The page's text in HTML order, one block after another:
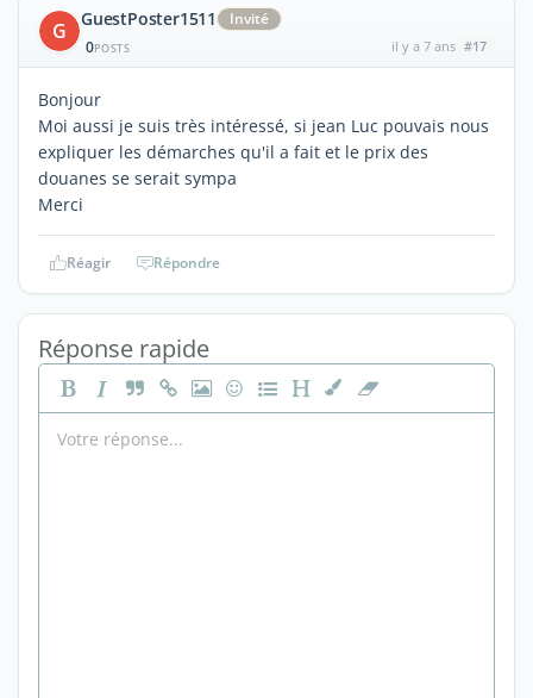
G GuestPoster1511
Invité
0POSTS il y a 7 ans #17
Bonjour
Moi aussi je suis très intéressé, si jean Luc pouvais nous
expliquer les démarches qu'il a fait et le prix des
douanes se serait sympa
Merci
Réagir Répondre
Réponse rapide